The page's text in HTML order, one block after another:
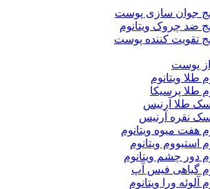
سازی پوست
چروک ویتانوم
کننده پوست
پرسیکا
آرنیس
آرنیس
میوه ویتانوم
ویتانوم
چشم ویتانوم
فیس آپ
ورا ویتانوم